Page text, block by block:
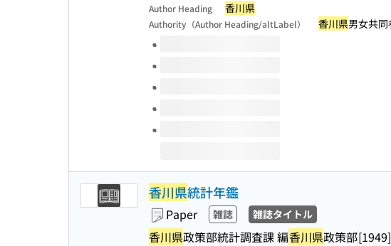
Author Heading 香川県
Authority（Author Heading/altLabel） 香川県男女共
Volumes of this title
香川県統計年鑑
Paper 雑誌 雑誌タイトル
香川県政策部統計調査課 編香川県政策部